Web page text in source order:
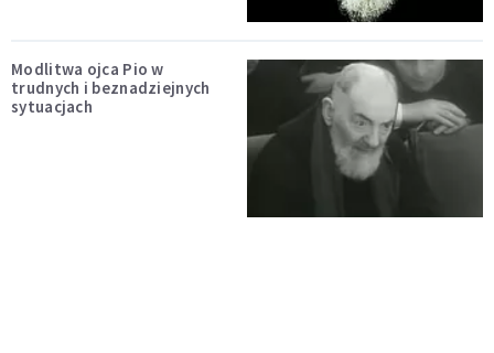
Modlitwa ojca Pio w
trudnych i beznadziejnych
sytuacjach